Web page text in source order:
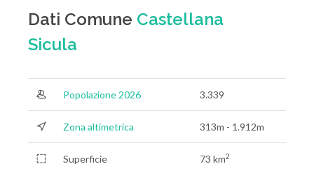
Dati Comune Castellana
Sicula
Popolazione 2026 3.339
Zona altimetrica 313m - 1.912m
Superficie 73 km2